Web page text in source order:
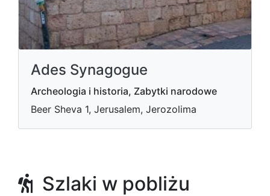
Ades Synagogue
Archeologia i historia, Zabytki narodowe
Beer Sheva 1, Jerusalem, Jerozolima
Szlaki w pobliżu